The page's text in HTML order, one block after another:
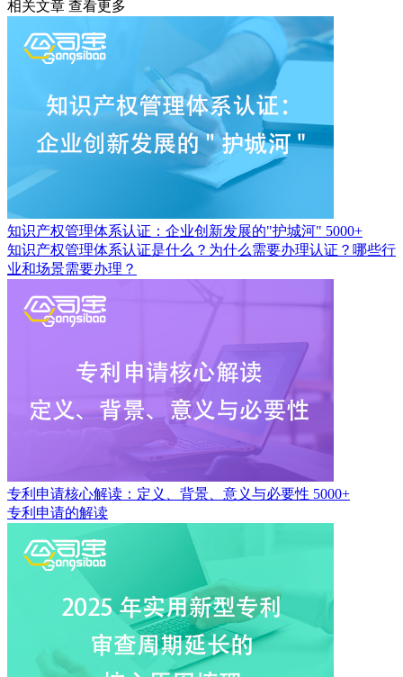
相关文章 查看更多
知识产权管理体系认证：企业创新发展的"护城河" 5000+
知识产权管理体系认证是什么？为什么需要办理认证？哪些行
业和场景需要办理？
专利申请核心解读：定义、背景、意义与必要性 5000+
专利申请的解读